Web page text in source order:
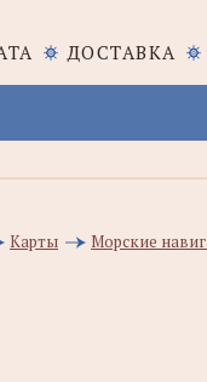
ДОСТАВКА
Карты Морские